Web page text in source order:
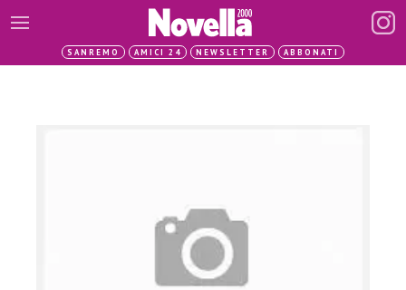
SANREMO AMICI 24 NEWSLETTER ABBONATI